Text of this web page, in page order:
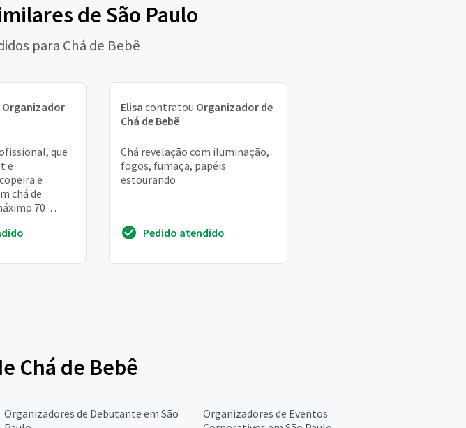
de São Paulo
para Chá de Bebê
Organizador
que
e
e
chá de
70
se nã...
Elisa contratou Organizador de
Chá de Bebê
Chá revelação com iluminação,
fogos, fumaça, papéis
estourando
Pedido atendido
Chá de Bebê
Organizadores de Debutante em São
Organizadores de Eventos